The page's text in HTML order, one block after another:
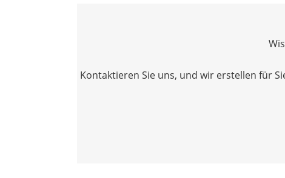
Kontaktieren Sie uns, und wir erstellen für